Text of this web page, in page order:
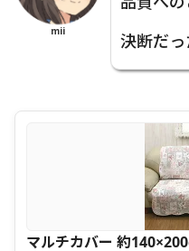
mii
決断だ
マルチカバー 約